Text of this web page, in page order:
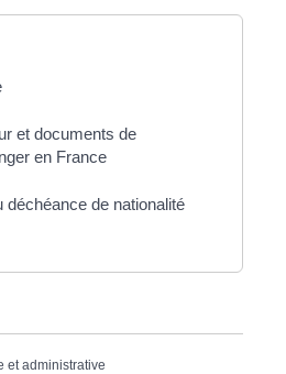
et documents de
en France
déchéance de nationalité
et administrative